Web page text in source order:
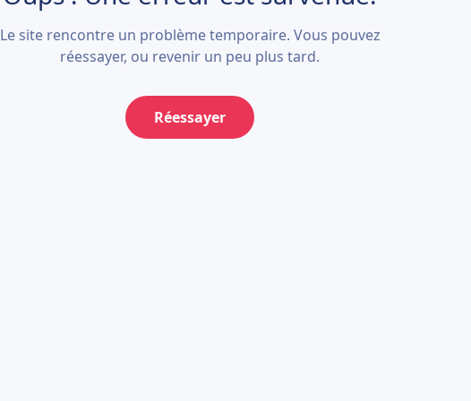
Le site rencontre un problème temporaire. Vous pouvez
réessayer, ou revenir un peu plus tard.
Réessayer